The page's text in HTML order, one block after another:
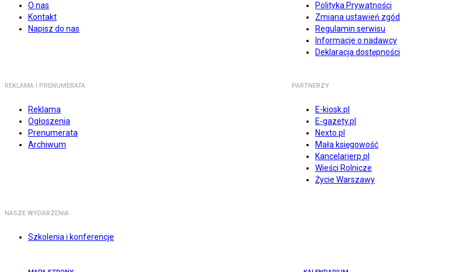
O nas
Kontakt
Napisz do nas
Polityka Prywatności
Zmiana ustawień zgód
Regulamin serwisu
Informacje o nadawcy
Deklaracja dostępności
REKLAMA I PRENUMERATA
Reklama
Ogłoszenia
Prenumerata
Archiwum
PARTNERZY
E-kiosk.pl
E-gazety.pl
Nexto.pl
Mała księgowość
Kancelarierp.pl
Wieści Rolnicze
Życie Warszawy
NASZE WYDARZENIA
Szkolenia i konferencje